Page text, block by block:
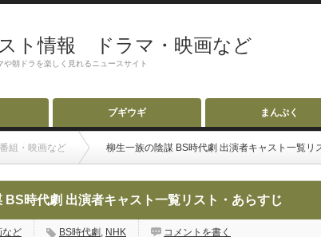
ト情報 ドラマ・映画など
朝ドラを楽しく見れるニュースサイト
ブギウギ まんぷく
組・映画など 柳生一族の陰謀 BS時代劇 出演者キャスト一覧リ
BS時代劇 出演者キャスト一覧リスト・あらすじ
など BS時代劇 , NHK コメントを書く